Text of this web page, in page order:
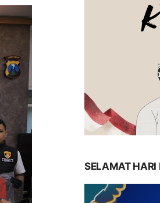
SELAMAT HARI